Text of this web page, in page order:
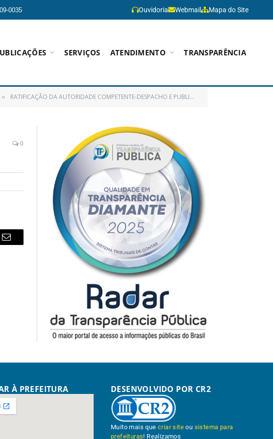
0035 Ouvidoria Webmail Mapa do Site
SERVIÇOS ATENDIMENTO TRANSPARÊNCIA
» RATIFICAÇÃO DA AUTORIDADE COMPETENTE-DESPACHO E PUBLICAÇÃO
0
Email
À PREFEITURA DESENVOLVIDO POR CR2
Muito mais quecriar site ou sistema para
prefeituras! Realizamos